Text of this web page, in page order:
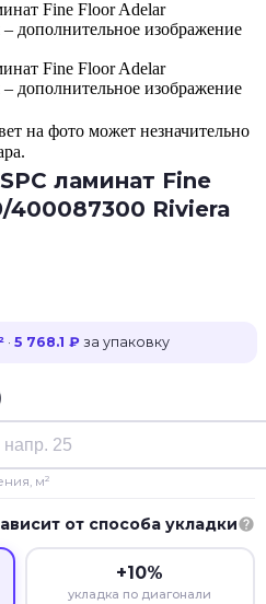
на фото может незначительно
ламинат Fine
400087300 Riviera
· 5 768.1 ₽ за упаковку
м²
от способа укладки
+10%
укладка по диагонали